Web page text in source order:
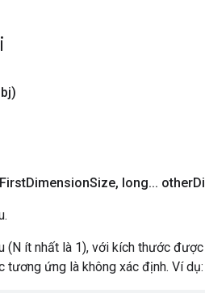
DimensionSize, long... other
(N ít nhất là 1), với kích thước
ứng là không xác định. Ví dụ: